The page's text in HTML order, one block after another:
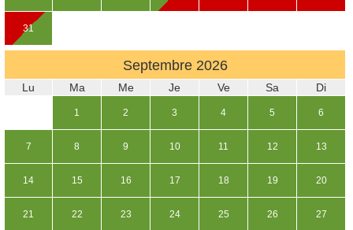
31
Septembre 2026
Lu Ma Me Je Ve Sa Di
1 2 3 4 5 6
7 8 9 10 11 12 13
14 15 16 17 18 19 20
21 22 23 24 25 26 27